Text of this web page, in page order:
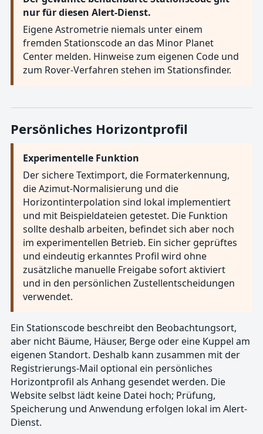
nur für diesen Alert-Dienst.
Eigene Astrometrie niemals unter einem
fremden Stationscode an das Minor Planet
Center melden. Hinweise zum eigenen Code und
zum Rover-Verfahren stehen im Stationsfinder.
Persönliches Horizontprofil
Experimentelle Funktion
Der sichere Textimport, die Formaterkennung,
die Azimut-Normalisierung und die
Horizontinterpolation sind lokal implementiert
und mit Beispieldateien getestet. Die Funktion
sollte deshalb arbeiten, befindet sich aber noch
im experimentellen Betrieb. Ein sicher geprüftes
und eindeutig erkanntes Profil wird ohne
zusätzliche manuelle Freigabe sofort aktiviert
und in den persönlichen Zustellentscheidungen
verwendet.
Ein Stationscode beschreibt den Beobachtungsort,
aber nicht Bäume, Häuser, Berge oder eine Kuppel am
eigenen Standort. Deshalb kann zusammen mit der
Registrierungs-Mail optional ein persönliches
Horizontprofil als Anhang gesendet werden. Die
Website selbst lädt keine Datei hoch; Prüfung,
Speicherung und Anwendung erfolgen lokal im Alert-
Dienst.